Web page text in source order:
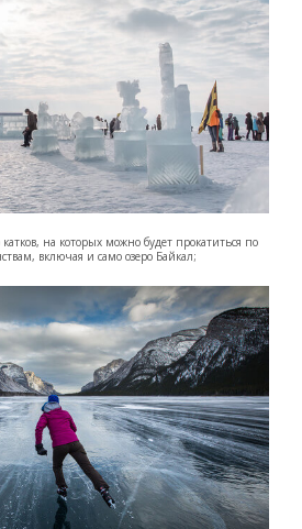
на которых можно будет прокатиться по
включая и само озеро Байкал;